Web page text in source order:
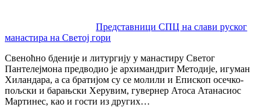
Представници СПЦ на слави руског
манастира на Светој гори
Свеноћно бденије и литургију у манастиру Светог
Пантелејмона предводио је архимандрит Методије, игуман
Хиландара, а са братијом су се молили и Епископ осечко-
пољски и барањски Херувим, гувернер Атоса Атанасиос
Мартинес, као и гости из других…